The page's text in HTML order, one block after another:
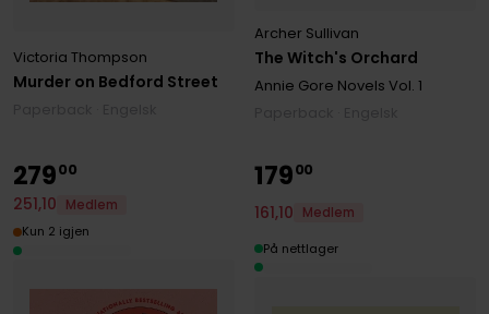
Murder on Bedford Street
Victoria Thompson The Witch's Orchard
Archer Sullivan
Annie Gore Novels Vol. 1
27900
251,10
Medlem
Kun 2 igjen
17900
161,10 Medlem
På nettlager